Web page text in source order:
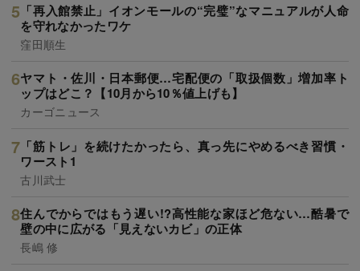
「再入館禁止」イオンモールの“完璧”なマニュアルが人命
を守れなかったワケ
窪田順生
ヤマト・佐川・日本郵便…宅配便の「取扱個数」増加率ト
ップはどこ？【10月から10％値上げも】
カーゴニュース
「筋トレ」を続けたかったら、真っ先にやめるべき習慣・
ワースト1
古川武士
住んでからではもう遅い!?高性能な家ほど危ない…酷暑で
壁の中に広がる「見えないカビ」の正体
長嶋 修